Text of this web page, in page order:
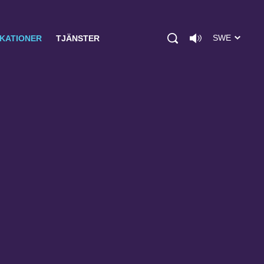
TJÄNSTER SWE